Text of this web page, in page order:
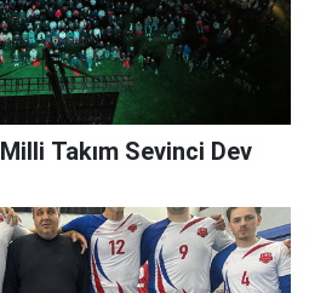
Takım Sevinci Dev